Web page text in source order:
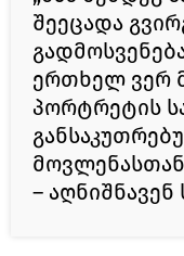
შეეცადა
ერთხელ ვერ
პორტრეტის
–